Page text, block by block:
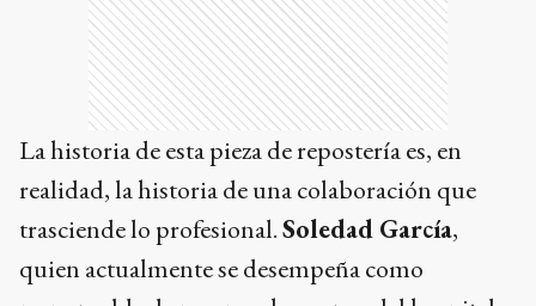
La historia de esta pieza de repostería es, en
realidad, la historia de una colaboración que
trasciende lo profesional.Soledad García,
quien actualmente se desempeña como